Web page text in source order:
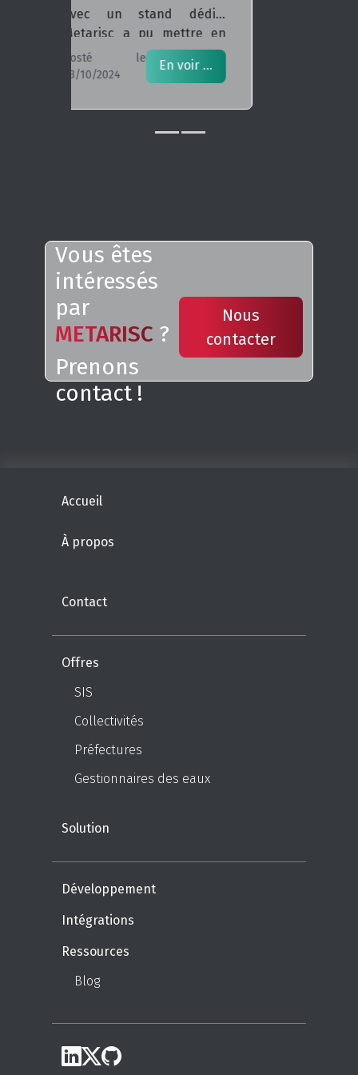
contact !
Offres
SIS
Collectivités
Préfectures
Gestionnaires des eaux
Développement
Intégrations
Blog
Adresse : 18 rue René CASSIN, 62223,
Saint Laurent-Blangy
Mail : metarisc@sdis62.fr
Numéro : 03.21.21.82.46
Mentions légales
Politique de confidentialité